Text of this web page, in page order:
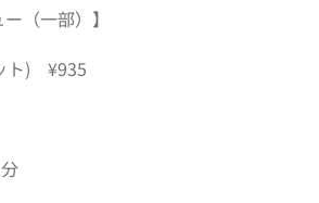
（一部）】
ト) ¥935